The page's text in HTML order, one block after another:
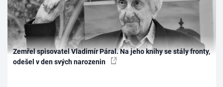
Zemřel spisovatel Vladimír Páral. Na jeho knihy se stály fronty,
odešel v den svých narozenin